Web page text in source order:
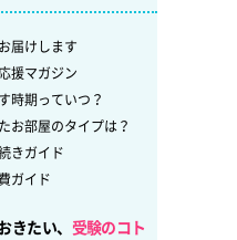
届けします
援マガジン
時期っていつ？
お部屋のタイプは？
きガイド
ガイド
きたい、 受験のコト